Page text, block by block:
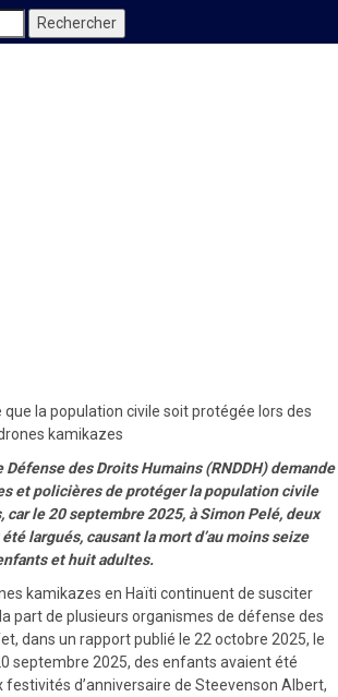
que la population civile soit protégée lors des
kamikazes
Défense des Droits Humains (RNDDH) demande
et policières de protéger la population civile
car le 20 septembre 2025, à Simon Pelé, deux
largués, causant la mort d’au moins seize
et huit adultes.
kamikazes en Haïti continuent de susciter
part de plusieurs organismes de défense des
dans un rapport publié le 22 octobre 2025, le
septembre 2025, des enfants avaient été
festivités d’anniversaire de Steevenson Albert,